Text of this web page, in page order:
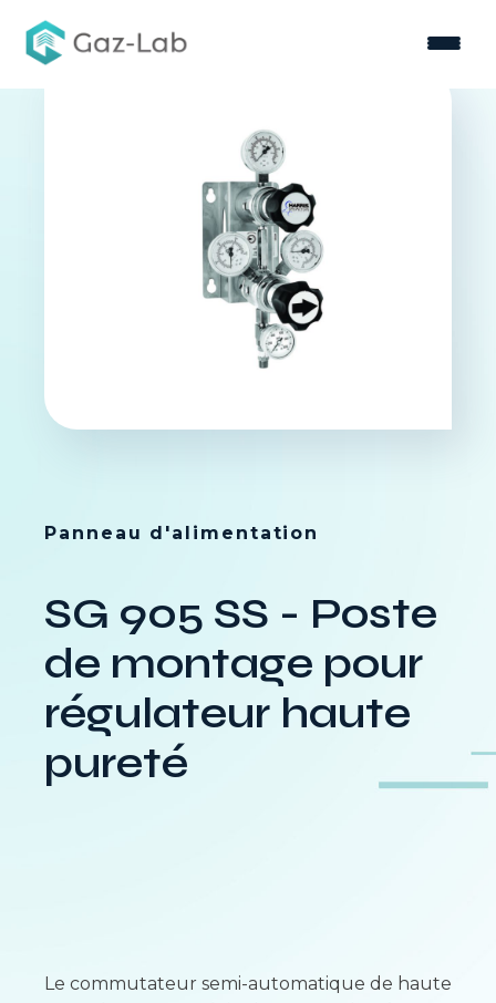
Nous connaître
Nos solutions
Panneau d'alimentation
SG 905 SS - Poste
de montage pour
régulateur haute
pureté
Le commutateur semi-automatique de haute